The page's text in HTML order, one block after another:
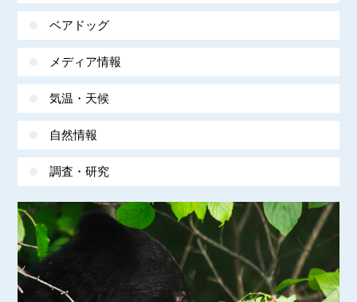
ベアドッグ
メディア情報
気温・天候
自然情報
調査・研究